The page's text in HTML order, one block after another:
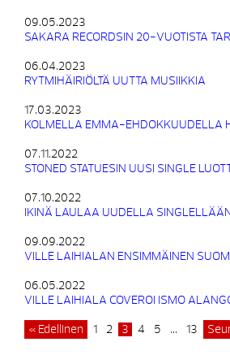
09.05.2023
SAKARA RECORDSIN 20-VUOTISTA
06.04.2023
RYTMIHÄIRIÖLTÄ UUTTA MUSIIKKIA
17.03.2023
KOLMELLA EMMA-EHDOKKUUDELLA
07.11.2022
STONED STATUESIN UUSI SINGLE
07.10.2022
IKINÄ LAULAA UUDELLA
09.09.2022
VILLE LAIHIALAN ENSIMMÄINEN
06.05.2022
VILLE LAIHIALA COVEROI ISMO
« Edellinen 1 2 3 4 5 … 13